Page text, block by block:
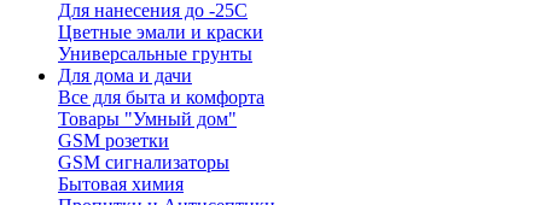
Для нанесения до -25С
Цветные эмали и краски
Универсальные грунты
Для дома и дачи
Все для быта и комфорта
Товары "Умный дом"
GSM розетки
GSM сигнализаторы
Бытовая химия